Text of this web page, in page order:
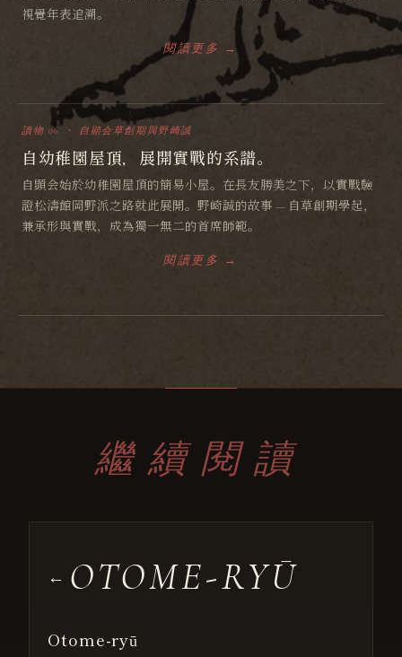
視覺年表追溯。
閱讀更多 →
讀物 06 ・ 自顕会草創期與野崎誠
自幼稚園屋頂，展開實戰的系譜。
自顕会始於幼稚園屋頂的簡易小屋。在長友勝美之下，以實戰驗
證松濤館岡野派之路就此展開。野崎誠的故事 — 自草創期學起，
兼承形與實戰，成為獨一無二的首席師範。
閱讀更多 →
繼續閱讀
← OTOME-RYŪ
Otome-ryū